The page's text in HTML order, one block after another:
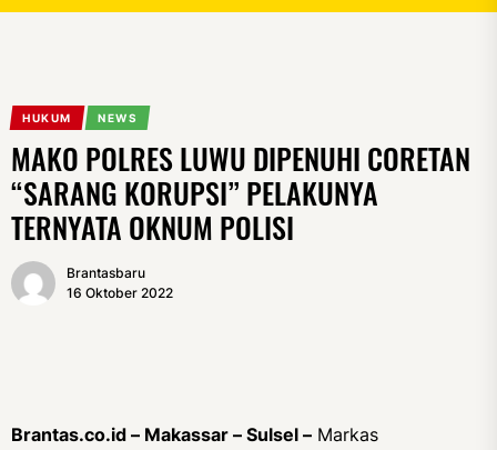
HUKUM NEWS
MAKO POLRES LUWU DIPENUHI CORETAN
“SARANG KORUPSI” PELAKUNYA
TERNYATA OKNUM POLISI
Brantasbaru
16 Oktober 2022
Brantas.co.id – Makassar – Sulsel – Markas